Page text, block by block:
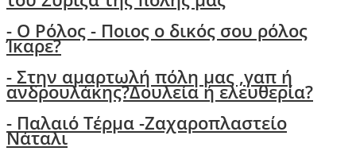
- Ο Ρόλος - Ποιος ο δικός σου ρόλος
Ίκαρε?
- Στην αμαρτωλή πόλη μας ,γαπ ή
ανδρουλάκης?Δουλεία ή ελευθερία?
- Παλαιό Τέρμα -Ζαχαροπλαστείο
Νάταλι